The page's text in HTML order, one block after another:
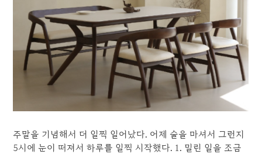
주말을 기념해서 더 일찍 일어났다. 어제 술을 마셔서 그런지
5시에 눈이 떠져서 하루를 일찍 시작했다. 1. 밀린 일을 조금